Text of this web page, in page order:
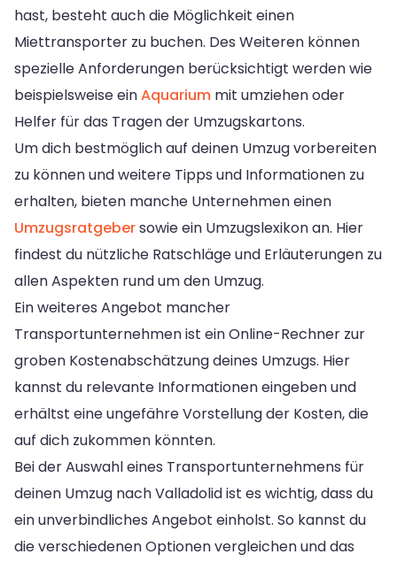
hast, besteht auch die Möglichkeit einen
Miettransporter zu buchen. Des Weiteren können
spezielle Anforderungen berücksichtigt werden wie
beispielsweise einAquarium mit umziehen oder
Helfer für das Tragen der Umzugskartons.
Um dich bestmöglich auf deinen Umzug vorbereiten
zu können und weitere Tipps und Informationen zu
erhalten, bieten manche Unternehmen einen
Umzugsratgebersowie ein Umzugslexikon an. Hier
findest du nützliche Ratschläge und Erläuterungen zu
allen Aspekten rund um den Umzug.
Ein weiteres Angebot mancher
Transportunternehmen ist ein Online-Rechner zur
groben Kostenabschätzung deines Umzugs. Hier
kannst du relevante Informationen eingeben und
erhältst eine ungefähre Vorstellung der Kosten, die
auf dich zukommen könnten.
Bei der Auswahl eines Transportunternehmens für
deinen Umzug nach Valladolid ist es wichtig, dass du
ein unverbindliches Angebot einholst. So kannst du
die verschiedenen Optionen vergleichen und das